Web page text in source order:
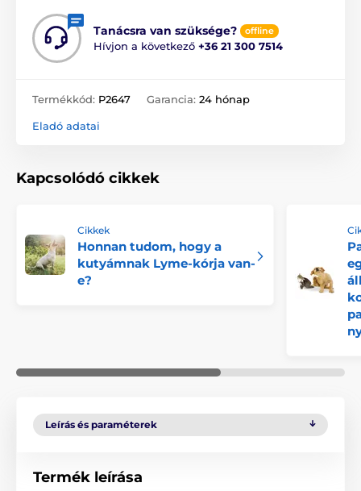
Tanácsra van szüksége? offline
Hívjon a következő +36 21 300 7514
Termékkód: P2647 Garancia: 24 hónap
Eladó adatai
Kapcsolódó cikkek
Cikkek
Honnan tudom, hogy a
kutyámnak Lyme-kórja van-
e?
Leírás és paraméterek
Termék leírása